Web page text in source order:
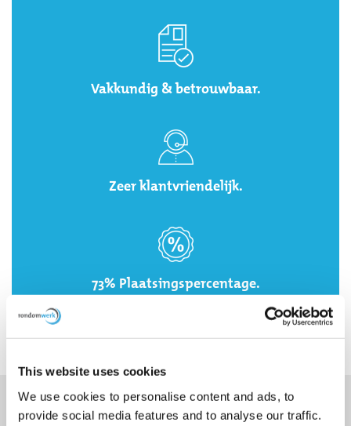
This website uses cookies
We use cookies to personalise content and ads, to
provide social media features and to analyse our traffic.
Vakkundig & betrouwbaar.
Zeer klantvriendelijk.
73% Plaatsingspercentage.